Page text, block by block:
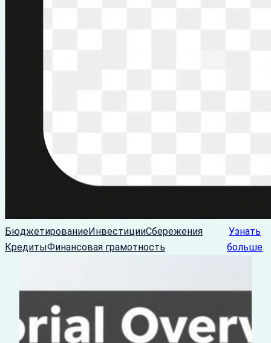
БюджетированиеИнвестицииСбережения
КредитыФинансовая грамотность
Узнать
больше